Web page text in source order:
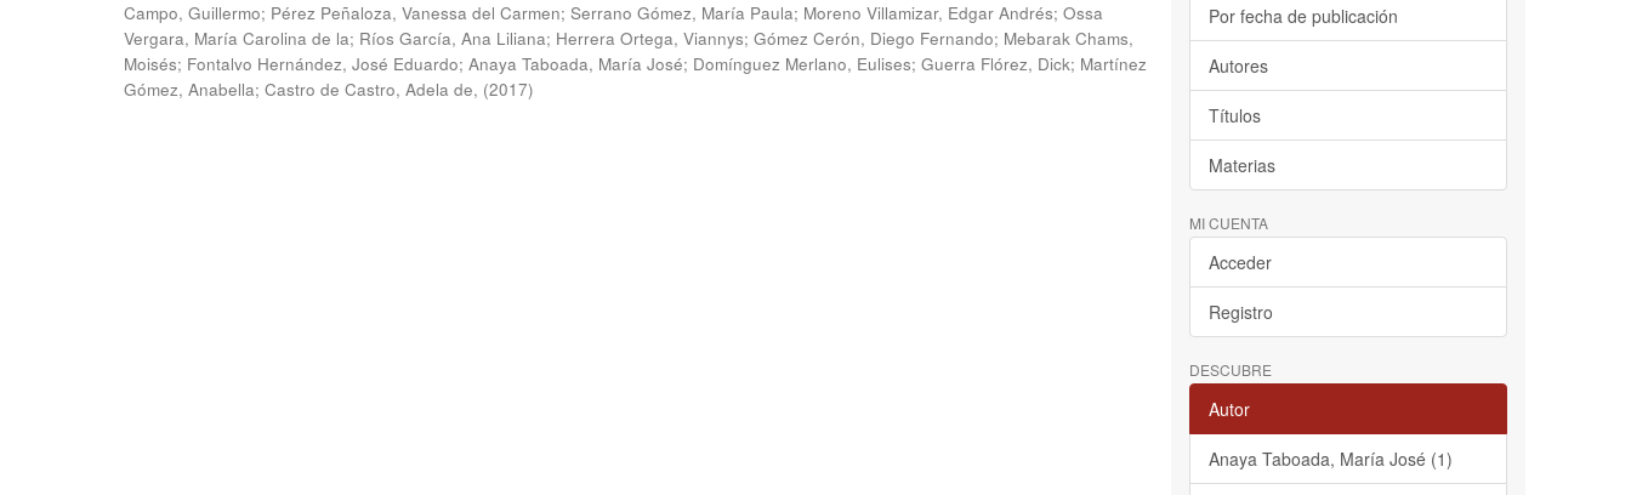
Campo, Guillermo; Pérez Peñaloza, Vanessa del Carmen; Serrano Gómez, María Paula; Moreno Villamizar, Edgar Andrés; Ossa
Vergara, María Carolina de la; Ríos García, Ana Liliana; Herrera Ortega, Viannys; Gómez Cerón, Diego Fernando; Mebarak Chams,
Moisés; Fontalvo Hernández, José Eduardo; Anaya Taboada, María José; Domínguez Merlano, Eulises; Guerra Flórez, Dick; Martínez
Gómez, Anabella; Castro de Castro, Adela de, (2017)
Por fecha de publicación
Autores
Títulos
Materias
MI CUENTA
Acceder
Registro
DESCUBRE
Autor
Anaya Taboada, María José (1)